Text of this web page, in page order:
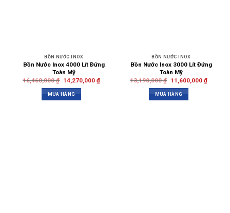
BỒN NƯỚC INOX
Bồn Nước Inox 4000 Lít Đứng
Toàn Mỹ
16,460,000₫ 14,270,000 ₫
MUA HÀNG
BỒN NƯỚC INOX
Bồn Nước Inox 3000 Lít Đứng
Toàn Mỹ
13,190,000₫ 11,600,000 ₫
MUA HÀNG